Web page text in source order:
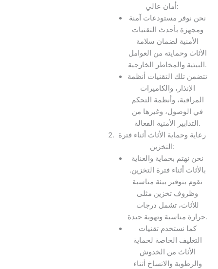
أمان عالي:
نحن نوفر مستودعات آمنة
ومجهزة بأحدث التقنيات
الأمنية لضمان سلامة
الأثاث وحمايته من العوامل
البيئية والمخاطر الخارجية.
تتضمن تلك التقنيات أنظمة
الإنذار، والكاميرات
المراقبة، وأنظمة التحكم
في الوصول، وغيرها من
التدابير الأمنية الفعالة.
رعاية وحماية الأثاث أثناء فترة
التخزين:
نحن نهتم بحماية والعناية
بالأثاث أثناء فترة التخزين.
نقوم بتوفير بيئة مناسبة
وظروف تخزين مثلى
للأثاث، تشمل درجات
حرارة مناسبة وتهوية جيدة.
كما نستخدم تقنيات
التغليف الخاصة لحماية
الأثاث من الخدوش
والرطوبة والاتساخ أثناء